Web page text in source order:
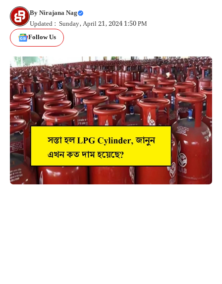
ByNirajana Nag
Updated : Sunday, April 21, 2024 1:50 PM
Follow Us